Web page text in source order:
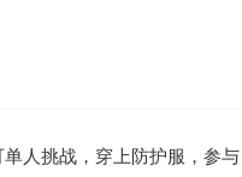
人挑战，穿上防护服，参与